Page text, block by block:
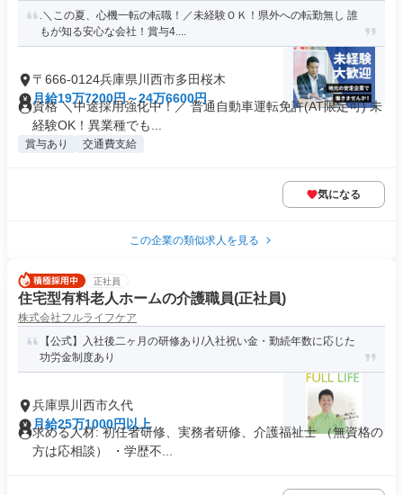
.＼この夏、心機一転の転職！／未経験ＯＫ！県外への転勤無し 誰
もが知る安心な会社！賞与4....
〒666-0124兵庫県川西市多田桜木
月給19万7200円～24万6600円
資格 ＼中途採用強化中！／ 普通自動車運転免許(AT限定可) 未
経験OK！異業種でも...
賞与あり 交通費支給
気になる
この企業の類似求人を見る
正社員
住宅型有料老人ホームの介護職員(正社員)
株式会社フルライフケア
【公式】入社後二ヶ月の研修あり/入社祝い金・勤続年数に応じた
功労金制度あり
兵庫県川西市久代
月給25万1000円以上
求める人材: 初任者研修、実務者研修、介護福祉士 （無資格の
方は応相談） ・学歴不...